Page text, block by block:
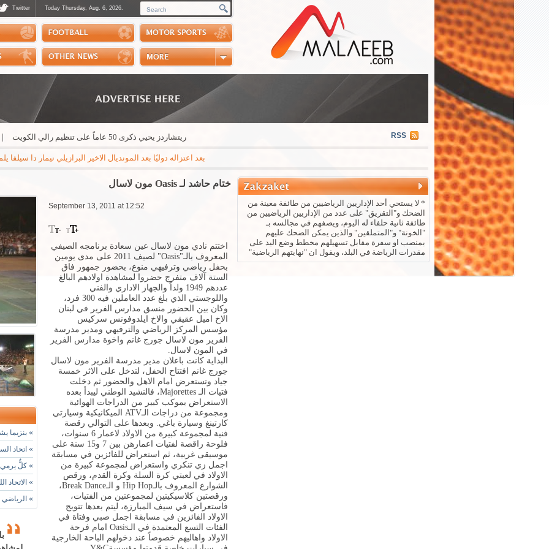
Twitter Today Thursday, Aug. 6, 2026.
Polls
Scores
Handball
| ريتشاردز يحيي ذكرى 50 عاماً على تنظيم رالي الكويت RSS
بعد اعتزاله دوليًا بعد المونديال الاخير البرازيلي نيمار دا سيلفا يلمح
ختام حاشد لـ Oasis مون لاسال
» بنزيما
» اتحاد
» كلٌّ يرمي
» الاتحاد
»
September 13, 2011 at 12:52
اختتم نادي مون لاسال عين سعادة برنامجه الصيفي
المعروف بالـ"Oasis"
لصيف 2011 على مدى يومين
بحفل رياضي وترفيهي منوع، بحضور جمهور فاق
الستة آلاف متفرج حضروا لمشاهدة اولادهم البالغ
عددهم 1949 ولداً والجهاز الاداري والفني
واللوجستي الذي بلغ عدد العاملين فيه 300 فرد،
وكان بين الحضور منسق مدارس الفرير في لبنان
الاخ اميل عقيقي والاخ ايلدوفونس سركيس
مؤسس المركز الرياضي والترفيهي ومدير مدرسة
الفرير مون لاسال جورج غانم واخوة مدارس الفرير
في المون لاسال.
البداية كانت باعلان مدير مدرسة الفرير مون لاسال
جورج غانم افتتاح الحفل، لتدخل على الاثر خمسة
جياد وتستعرض امام الاهل والحضور ثم دخلت
فتيات الـ Majorettes، فالنشيد الوطني ليبدأ بعده
الاستعراض بموكب كبير من الدراجات الهوائية
ومجموعة من دراجات الـATV الميكانيكية وسيارتي
كارتينغ وسيارة باغي. وبعدها على التوالي رقصة
فنية لمجموعة كبيرة من الاولاد لاعمار 6 سنوات،
فلوحة راقصة لفتيات اعمارهن بين 7 و15 سنة على
موسيقى غربية، ثم استعراض للفائزين في مسابقة
اجمل زي تنكري واستعراض لمجموعة كبيرة من
الاولاد في لعبتي كرة السلة وكرة القدم، ورقص
الشوارع المعروف بالـHip Hop و الـBreak Dance،
ورقصتين كلاسيكيتين لمجموعتين من الفتيات،
فاستعراض في سيف المبارزة، ليتم بعدها تتويج
الاولاد الفائزين في مسابقة اجمل صبي وفتاة في
الفئات التسع المعتمدة في الـOasis امام فرحة
الاولاد واهاليهم خصوصاً عند دخولهم الباحة الخارجية
* لا يستحي أحد الإداريين الرياضيين من طائفة معينة من
الضحك و"التقريق" على عدد من الإداريين الرياضيين من
طائفة ثانية حلفاء له اليوم، ويصفهم في مجالسه بـ
"الخونة" و"المتملقين" والذين يمكن الضحك عليهم
بمنصب او سفرة مقابل تسهيلهم مخطط وضع اليد على
مقدرات الرياضة في البلد، ويقول ان "نهايتهم الرياضية"